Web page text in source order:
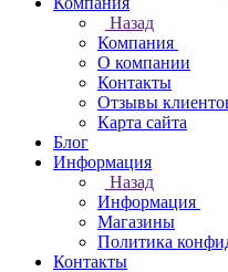
Назад
Компания
О компании
Контакты
Отзывы
Карта сайта
Блог
Информация
Назад
Информация
Магазины
Политика
Контакты